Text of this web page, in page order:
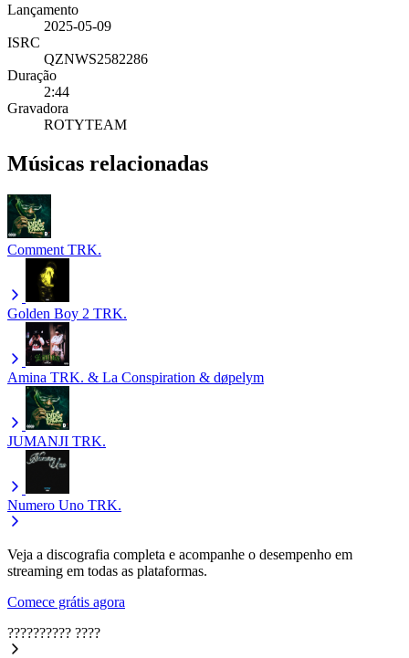
Lançamento
2025-05-09
ISRC
QZNWS2582286
Duração
2:44
Gravadora
ROTYTEAM
Músicas relacionadas
Comment TRK.
Golden Boy 2 TRK.
Amina TRK. & La Conspiration & døpelym
JUMANJI TRK.
Numero Uno TRK.
Veja a discografia completa e acompanhe o desempenho em
streaming em todas as plataformas.
Comece grátis agora
?????????? ????